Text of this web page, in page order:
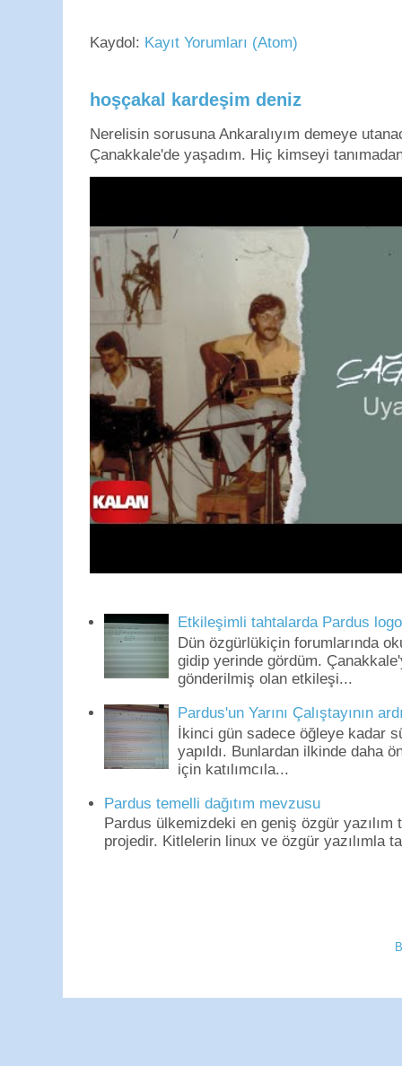
Kaydol: Kayıt Yorumları (Atom)
hoşçakal kardeşim deniz
Nerelisin sorusuna Ankaralıyım demeye
Çanakkale'de yaşadım. Hiç kimseyi
Etkileşimli tahtalarda Pardus
Dün özgürlükiçin forumlarında
gidip yerinde gördüm.
gönderilmiş olan etkileşi...
Pardus'un Yarını Çalıştayının
İkinci gün sadece öğleye kadar
yapıldı. Bunlardan ilkinde daha
için katılımcıla...
Pardus temelli dağıtım mevzusu
Pardus ülkemizdeki en geniş özgür
projedir. Kitlelerin linux ve özgür yazılımla